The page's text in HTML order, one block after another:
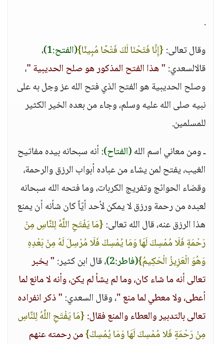
.
وقال تعالى:{إِنَّا فَتَحْنَا لَكَ فَتْحًا مُبِينًا}(الفتح:1) ،
قالالسعدي:" هذا الفتح المذكور هو صلح الحديبية "،
وصلح الحديبية هو الفتح الذي فتح الله عز وجل به على
نبيه صلى الله عليه وسلم، وجاء من بعده الخير الكثير
للمسلمين.
ـ ومن معاني اسم الله(الفتاح): أنه سبحانه بيده مفاتيح
الغيب، يفتح لمن يشاء من عباده أبواب الرزق والرحمة،
وقضاء الحوائج وتفريج الكربات، وما فتحه الله سبحانه
لعبده من رحمة ورزق لا يمكن لأحد أيّاً كان شأنه أن يمنع
هذا الرزق عنه، قال الله تعالى:{مَا يَفْتَحِ اللَّهُ لِلنَّاسِ مِنْ
رَحْمَةٍ فَلَا مُمْسِكَ لَهَا وَمَا يُمْسِكْ فَلَا مُرْسِلَ لَهُ مِنْ بَعْدِهِ
وَهُوَ الْعَزِيزُ الْحَكِيمُ}(فاطر:2) ، قال ابن كثير:" يخبر
تعالى أنه ما شاء كان، وما لم يشأ لم يكن، وأنه لا مانع لما
أعطى، ولا معطي لما منع "، وقال السعدي:" ذكر انفراده
تعالى بالتدبير والعطاء والمنع فقال:{مَا يَفْتَحِ اللَّهُ لِلنَّاسِ
مِنْ رَحْمَةٍ فَلا مُمْسِكَ لَهَا وَمَا يُمْسِكْ}من رحمته عنهم